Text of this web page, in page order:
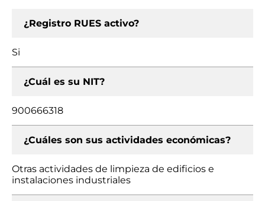
¿Registro RUES activo?
Si
¿Cuál es su NIT?
900666318
¿Cuáles son sus actividades económicas?
Otras actividades de limpieza de edificios e
instalaciones industriales